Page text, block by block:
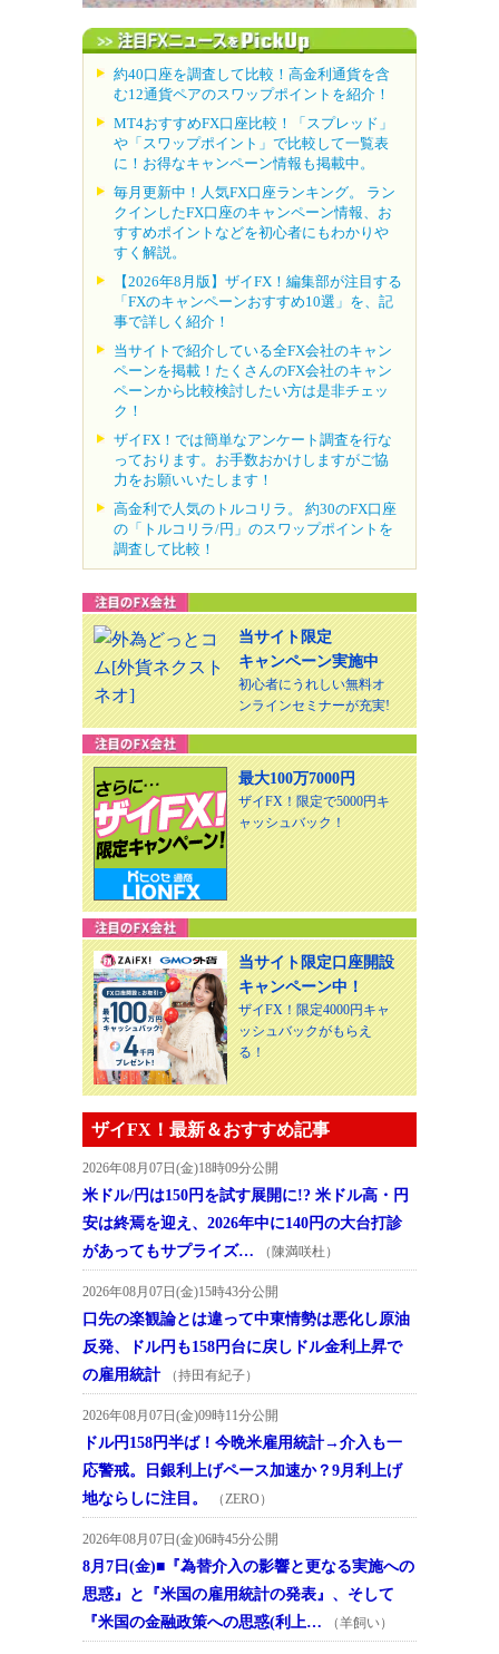
約40口座を調査して比較！高金利通貨を含
む12通貨ペアのスワップポイントを紹介！
MT4おすすめFX口座比較！「スプレッド」
や「スワップポイント」で比較して一覧表
に！お得なキャンペーン情報も掲載中。
毎月更新中！人気FX口座ランキング。 ラン
クインしたFX口座のキャンペーン情報、お
すすめポイントなどを初心者にもわかりや
すく解説。
【2026年8月版】ザイFX！編集部が注目する
「FXのキャンペーンおすすめ10選」を、記
事で詳しく紹介！
当サイトで紹介している全FX会社のキャン
ペーンを掲載！たくさんのFX会社のキャン
ペーンから比較検討したい方は是非チェッ
ク！
ザイFX！では簡単なアンケート調査を行な
っております。お手数おかけしますがご協
力をお願いいたします！
高金利で人気のトルコリラ。 約30のFX口座
の「トルコリラ/円」のスワップポイントを
調査して比較！
当サイト限定
キャンペーン実施中
初心者にうれしい無料オ
ンラインセミナーが充実!
最大100万7000円
ザイFX！限定で5000円キ
ャッシュバック！
当サイト限定口座開設
キャンペーン中！
ザイFX！限定4000円キャ
ッシュバックがもらえ
る！
ザイFX！最新＆おすすめ記事
2026年08月07日(金)18時09分公開
米ドル/円は150円を試す展開に!? 米ドル高・円
安は終焉を迎え、2026年中に140円の大台打診
があってもサプライズ…
（陳満咲杜）
2026年08月07日(金)15時43分公開
口先の楽観論とは違って中東情勢は悪化し原油
反発、ドル円も158円台に戻しドル金利上昇で
の雇用統計
（持田有紀子）
2026年08月07日(金)09時11分公開
ドル円158円半ば！今晩米雇用統計→介入も一
応警戒。日銀利上げペース加速か？9月利上げ
地ならしに注目。
（ZERO）
2026年08月07日(金)06時45分公開
8月7日(金)■『為替介入の影響と更なる実施への
思惑』と『米国の雇用統計の発表』、そして
『米国の金融政策への思惑(利上…
（羊飼い）